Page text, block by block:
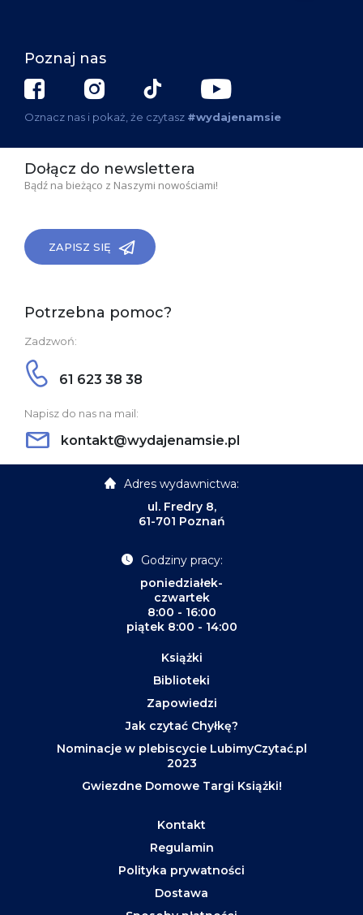
Poznaj nas
Oznacz nas i pokaż, że czytasz #wydajenamsie
Dołącz do newslettera
Bądź na bieżąco z Naszymi nowościami!
ZAPISZ SIĘ
Potrzebna pomoc?
Zadzwoń:
61 623 38 38
Napisz do nas na mail:
kontakt@wydajenamsie.pl
Adres wydawnictwa:
ul. Fredry 8,
61-701 Poznań
Godziny pracy:
poniedziałek-
czwartek
8:00 - 16:00
piątek 8:00 - 14:00
Książki
Biblioteki
Zapowiedzi
Jak czytać Chyłkę?
Nominacje w plebiscycie LubimyCzytać.pl
2023
Gwiezdne Domowe Targi Książki!
Kontakt
Regulamin
Polityka prywatności
Dostawa